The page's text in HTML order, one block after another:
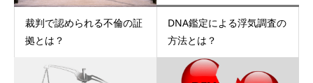
裁判で認められる不倫の証
拠とは？
DNA鑑定による浮気調査の
方法とは？